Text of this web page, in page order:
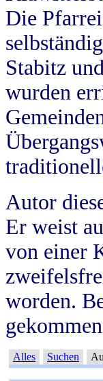
Die
Stabitz
wurden
Autor
Er weist
von einer
worden.
Alles Suchen